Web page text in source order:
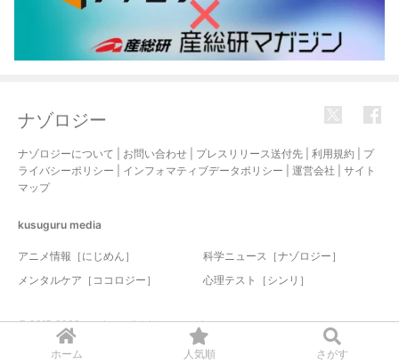
ホーム 人気順 さがす
ナゾロジー
ナゾロジーについて お問い合わせ プレスリリース送付先 利用規約
プ
ライバシーポリシー
インフォマティブデータポリシー 運営会社
サイト
マップ
kusuguru media
アニメ情報［にじめん］
科学ニュース［ナゾロジー］
メンタルケア［ココロジー］
心理テスト［シンリ］
© 2017-2026 nazology. all rights reserved.